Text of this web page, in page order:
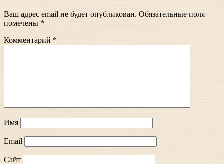
Ваш адрес email не будет опубликован. Обязательные поля
помечены *
Комментарий *
Имя
Email
Сайт